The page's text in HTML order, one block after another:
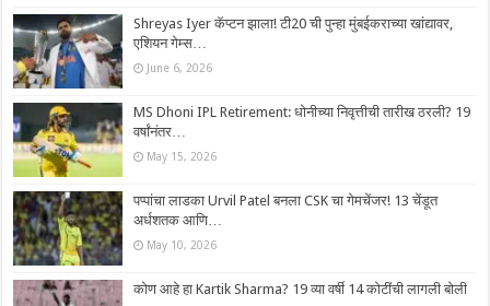
Shreyas Iyer कॅप्टन झाला! टी20 ची पुन्हा मुंबईकराच्या खांद्यावर,
एशियन गेम्स…
June 6, 2026
MS Dhoni IPL Retirement: धोनीच्या निवृत्तीची तारीख ठरली? 19
वर्षांनंतर…
May 15, 2026
पप्पांचा लाडका Urvil Patel बनला CSK चा गेमचेंजर! 13 चेंडूत
अर्धशतक आणि…
May 10, 2026
कोण आहे हा Kartik Sharma? 19 व्या वर्षी 14 कोटींची लागली बोली